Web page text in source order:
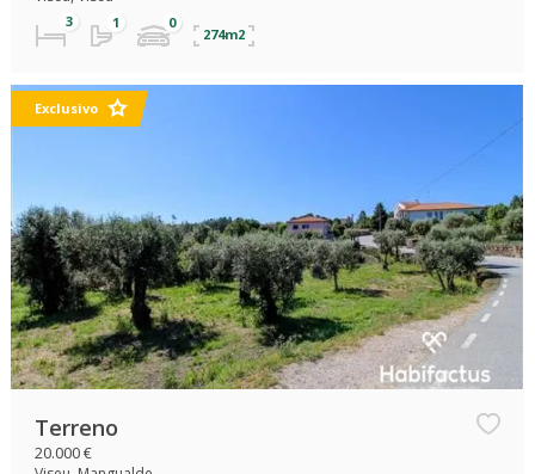
274m2
Exclusivo
Terreno
20.000 €